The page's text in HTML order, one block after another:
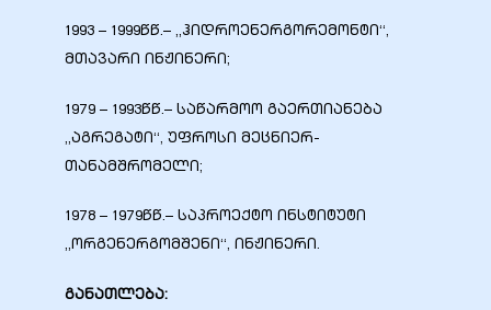
1993 – 1999წწ.– „ჰიდროენერგორემონტი“,
მთავარი ინჟინერი;
1979 – 1993წწ.– საწარმოო გაერთიანება
„აგრეგატი“, უფროსი მეცნიერ-
თანამშრომელი;
1978 – 1979წწ.– საპროექტო ინსტიტუტი
„ორგენერგომშენი“, ინჟინერი.
განათლება: